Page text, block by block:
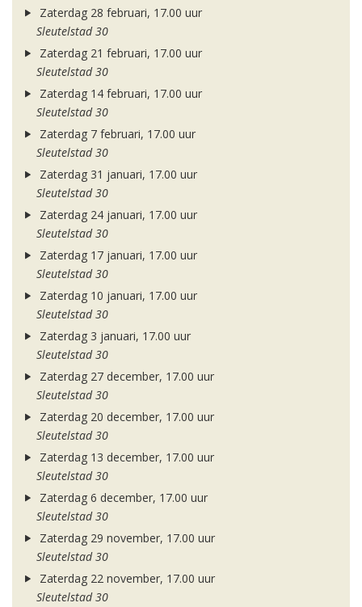
Zaterdag 28 februari, 17.00 uur
Sleutelstad 30
Zaterdag 21 februari, 17.00 uur
Sleutelstad 30
Zaterdag 14 februari, 17.00 uur
Sleutelstad 30
Zaterdag 7 februari, 17.00 uur
Sleutelstad 30
Zaterdag 31 januari, 17.00 uur
Sleutelstad 30
Zaterdag 24 januari, 17.00 uur
Sleutelstad 30
Zaterdag 17 januari, 17.00 uur
Sleutelstad 30
Zaterdag 10 januari, 17.00 uur
Sleutelstad 30
Zaterdag 3 januari, 17.00 uur
Sleutelstad 30
Zaterdag 27 december, 17.00 uur
Sleutelstad 30
Zaterdag 20 december, 17.00 uur
Sleutelstad 30
Zaterdag 13 december, 17.00 uur
Sleutelstad 30
Zaterdag 6 december, 17.00 uur
Sleutelstad 30
Zaterdag 29 november, 17.00 uur
Sleutelstad 30
Zaterdag 22 november, 17.00 uur
Sleutelstad 30